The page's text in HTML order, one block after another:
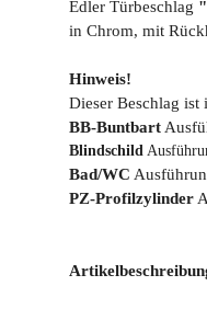
Edler Türbeschlag
in Chrom, mit
Hinweis!
Dieser Beschlag
BB-Buntbart
Blindschild
Bad/WC
PZ-Profilzylinder